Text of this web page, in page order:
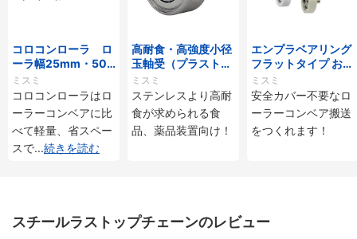
コロコンローラ ロ
ーラ幅25mm・50
mmタイプ
ミスミ
コロコンローラはロ
ーラーコンベアに比
べて軽量、省スペー
スで...続きを読む
高耐食・高強度小径
玉軸受（プラストロ
ベアリング）
ミスミ
ステンレスより高耐
食が求められる食
品、薬品装置向け！
エンプラベアリング
フラットタイプ おね
じ付
ミスミ
安全カバー不要なロ
ーラーコンベア搬送
をつくれます！
スチールラストップチェーンのレビュー